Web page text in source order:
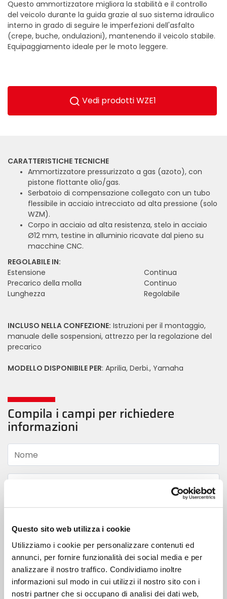
Questo sito web utilizza i cookie
Utilizziamo i cookie per personalizzare contenuti ed
annunci, per fornire funzionalità dei social media e per
analizzare il nostro traffico. Condividiamo inoltre
informazioni sul modo in cui utilizzi il nostro sito con i
nostri partner che si occupano di analisi dei dati web,
Questo ammortizzatore migliora la stabilità e il controllo
del veicolo durante la guida grazie al suo sistema idraulico
interno in grado di seguire le imperfezioni dell'asfalto
(crepe, buche, ondulazioni), mantenendo il veicolo stabile.
Equipaggiamento ideale per le moto leggere.
Vedi prodotti WZE1
CARATTERISTICHE TECNICHE
Ammortizzatore pressurizzato a gas (azoto), con
pistone flottante olio/gas.
Serbatoio di compensazione collegato con un tubo
flessibile in acciaio intrecciato ad alta pressione (solo
WZM).
Corpo in acciaio ad alta resistenza, stelo in acciaio
Ø12 mm, testine in alluminio ricavate dal pieno su
macchine CNC.
REGOLABILE IN:
Estensione
Continua
Precarico della molla
Continuo
Lunghezza
Regolabile
INCLUSO NELLA CONFEZIONE: Istruzioni per il montaggio,
manuale delle sospensioni, attrezzo per la regolazione del
precarico
MODELLO DISPONIBILE PER: Aprilia, Derbi., Yamaha
Compila i campi per richiedere
informazioni
Nome
Telefono
Messaggio